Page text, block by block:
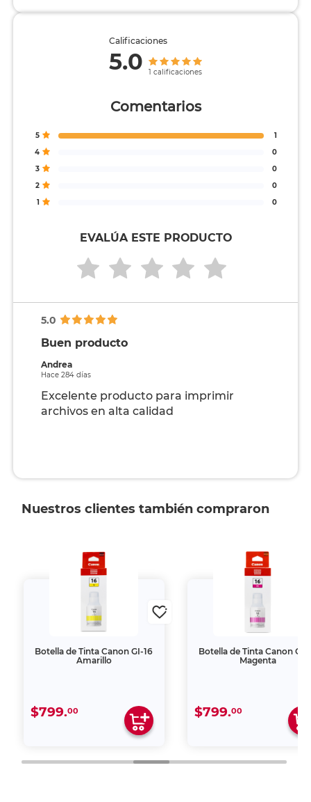
Comentarios
5
1
4
0
3
0
2
0
1
0
Calificaciones
5.0 1 calificaciones
EVALÚA ESTE PRODUCTO
5.0
Buen producto
Andrea
Hace 284 días
Excelente producto para imprimir
archivos en alta calidad
Nuestros clientes también compraron
Botella de Tinta Canon GI-16
Amarillo
$799.00
Botella de Tinta Canon GI-
Magenta
$799.00